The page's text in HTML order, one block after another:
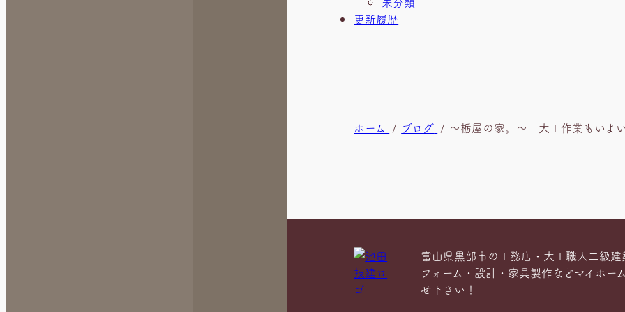
更新履歴
ホーム ブログ ～栃屋の家。～ 大工作業もいよ
富山県黒部市の工務店・大工職人二級
フォーム・設計・家具製作などマイホー
せ下さい！